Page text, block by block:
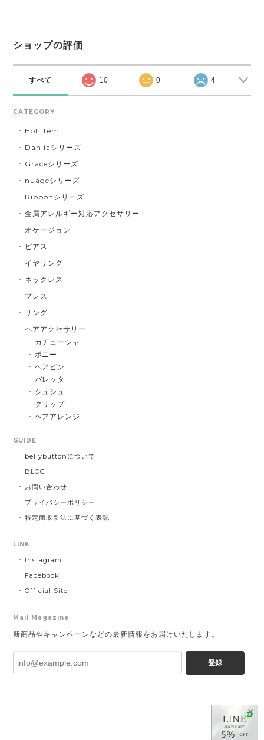
✕
ショップの評価
すべて 10 0 4
CATEGORY
Hot item
Dahliaシリーズ
Graceシリーズ
nuageシリーズ
Ribbonシリーズ
金属アレルギー対応アクセサリー
オケージョン
ピアス
イヤリング
ネックレス
ブレス
リング
ヘアアクセサリー
カチューシャ
ポニー
ヘアピン
バレッタ
シュシュ
クリップ
ヘアアレンジ
GUIDE
bellybuttonについて
BLOG
お問い合わせ
プライバシーポリシー
特定商取引法に基づく表記
LINK
Instagram
Facebook
Official Site
Mail Magazine
新商品やキャンペーンなどの最新情報をお届けいたします。
登録